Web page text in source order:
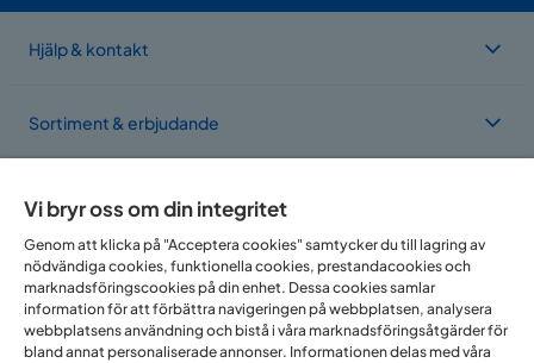
Hjälp & kontakt
Sortiment & erbjudande
Om Trademax
Vi finns i flera länder
Vi bryr oss om din integritet
Genom att klicka på "Acceptera cookies" samtycker du till lagring av
nödvändiga cookies, funktionella cookies, prestandacookies och
marknadsföringscookies på din enhet. Dessa cookies samlar
information för att förbättra navigeringen på webbplatsen, analysera
webbplatsens användning och bistå i våra marknadsföringsåtgärder för
bland annat personaliserade annonser. Informationen delas med våra